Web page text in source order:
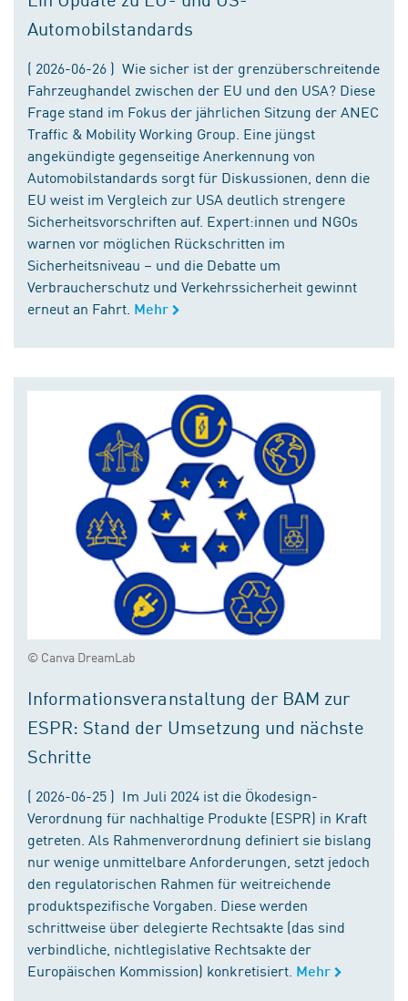
Automobilstandards
( 2026-06-26 ) Wie sicher ist der grenzüberschreitende
Fahrzeughandel zwischen der EU und den USA? Diese
Frage stand im Fokus der jährlichen Sitzung der ANEC
Traffic & Mobility Working Group. Eine jüngst
angekündigte gegenseitige Anerkennung von
Automobilstandards sorgt für Diskussionen, denn die
EU weist im Vergleich zur USA deutlich strengere
Sicherheitsvorschriften auf. Expert:innen und NGOs
warnen vor möglichen Rückschritten im
Sicherheitsniveau – und die Debatte um
Verbraucherschutz und Verkehrssicherheit gewinnt
erneut an Fahrt. Mehr
© Canva DreamLab
Informationsveranstaltung der BAM zur
ESPR: Stand der Umsetzung und nächste
Schritte
( 2026-06-25 ) Im Juli 2024 ist die Ökodesign-
Verordnung für nachhaltige Produkte (ESPR) in Kraft
getreten. Als Rahmenverordnung definiert sie bislang
nur wenige unmittelbare Anforderungen, setzt jedoch
den regulatorischen Rahmen für weitreichende
produktspezifische Vorgaben. Diese werden
schrittweise über delegierte Rechtsakte (das sind
verbindliche, nichtlegislative Rechtsakte der
Europäischen Kommission) konkretisiert. Mehr